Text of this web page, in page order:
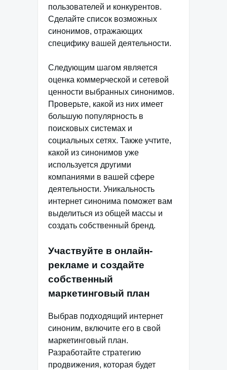
пользователей и конкурентов.
Сделайте список возможных
синонимов, отражающих
специфику вашей деятельности.
Следующим шагом является
оценка коммерческой и сетевой
ценности выбранных синонимов.
Проверьте, какой из них имеет
большую популярность в
поисковых системах и
социальных сетях. Также учтите,
какой из синонимов уже
используется другими
компаниями в вашей сфере
деятельности. Уникальность
интернет синонима поможет вам
выделиться из общей массы и
создать собственный бренд.
Участвуйте в онлайн-
рекламе и создайте
собственный
маркетинговый план
Выбрав подходящий интернет
синоним, включите его в свой
маркетинговый план.
Разработайте стратегию
продвижения, которая будет